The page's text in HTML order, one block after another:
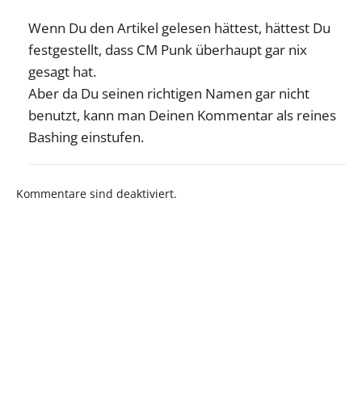
Wenn Du den Artikel gelesen hättest, hättest Du
festgestellt, dass CM Punk überhaupt gar nix
gesagt hat.
Aber da Du seinen richtigen Namen gar nicht
benutzt, kann man Deinen Kommentar als reines
Bashing einstufen.
Kommentare sind deaktiviert.